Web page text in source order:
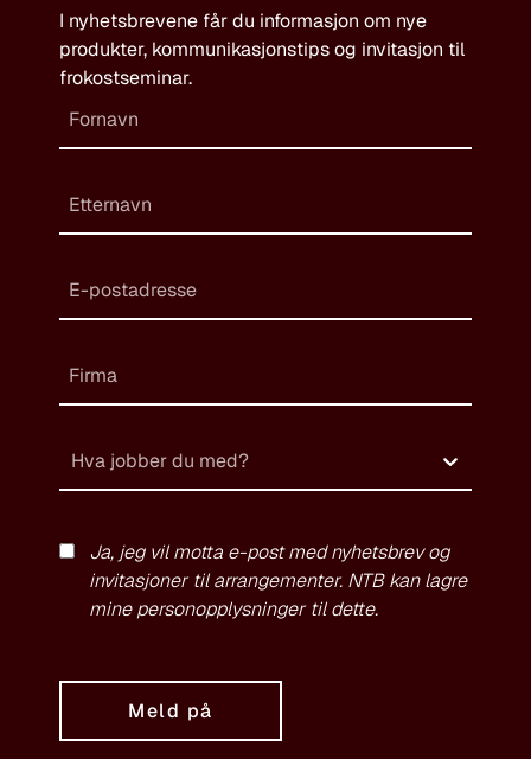
I nyhetsbrevene får du informasjon om nye
produkter, kommunikasjonstips og invitasjon til
frokostseminar.
Hva jobber du med?
Ja, jeg vil motta e-post med nyhetsbrev og
invitasjoner til arrangementer. NTB kan lagre
mine personopplysninger til dette.
Meld på